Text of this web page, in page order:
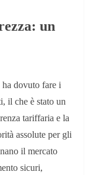
un
dovuto fare i
il che è stato un
tariffaria e la
assolute per gli
il mercato
sicuri,